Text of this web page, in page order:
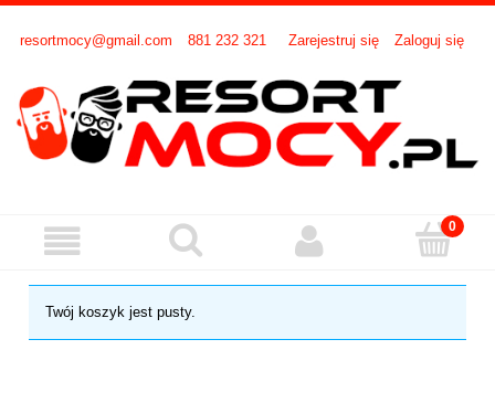
resortmocy@gmail.com 881 232 321 Zarejestruj się Zaloguj się
Twój koszyk jest pusty.